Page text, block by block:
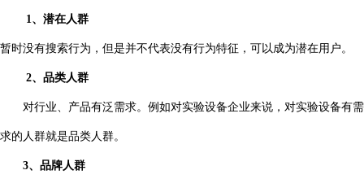
1、潜在人群
暂时没有搜索行为，但是并不代表没有行为特征，可以成为潜在用户。
2、品类人群
对行业、产品有泛需求。例如对实验设备企业来说，对实验设备有需
求的人群就是品类人群。
3、品牌人群